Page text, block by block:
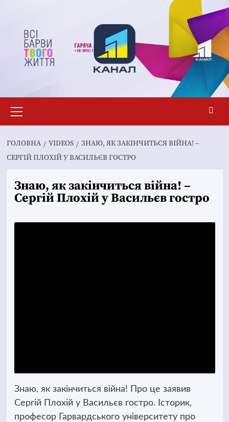
вмісту
меню
ГОЛОВНА VIDEOS
ЗНАЮ, ЯК ЗАКІНЧИТЬСЯ ВІЙНА! –
СЕРГІЙ ПЛОХІЙ У ВАСИЛЬЄВ ГОСТРО
Знаю, як закінчиться війна! –
Сергій Плохій у Васильєв гостро
Знаю, як закінчиться війна! Про це заявив
Сергій Плохій у Васильєв гостро. Історик,
професор Гарвардського університету про